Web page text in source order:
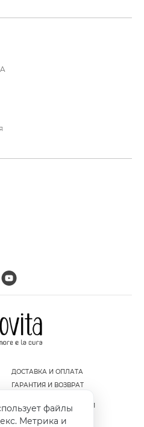
ДОСТАВКА И ОПЛАТА
ГАРАНТИЯ И ВОЗВРАТ
КОНФИДЕНЦИАЛЬНОСТИ
ПУБЛИЧНАЯ ОФЕРТА
файлы
Метрика и